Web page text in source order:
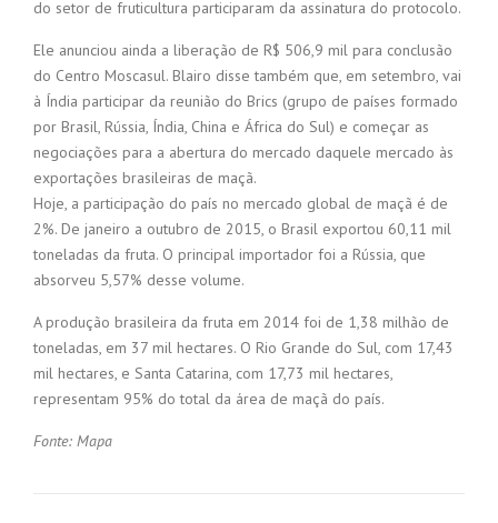
do setor de fruticultura participaram da assinatura do protocolo.
Ele anunciou ainda a liberação de R$ 506,9 mil para conclusão
do Centro Moscasul. Blairo disse também que, em setembro, vai
à Índia participar da reunião do Brics (grupo de países formado
por Brasil, Rússia, Índia, China e África do Sul) e começar as
negociações para a abertura do mercado daquele mercado às
exportações brasileiras de maçã.
Hoje, a participação do país no mercado global de maçã é de
2%. De janeiro a outubro de 2015, o Brasil exportou 60,11 mil
toneladas da fruta. O principal importador foi a Rússia, que
absorveu 5,57% desse volume.
A produção brasileira da fruta em 2014 foi de 1,38 milhão de
toneladas, em 37 mil hectares. O Rio Grande do Sul, com 17,43
mil hectares, e Santa Catarina, com 17,73 mil hectares,
representam 95% do total da área de maçã do país.
Fonte: Mapa